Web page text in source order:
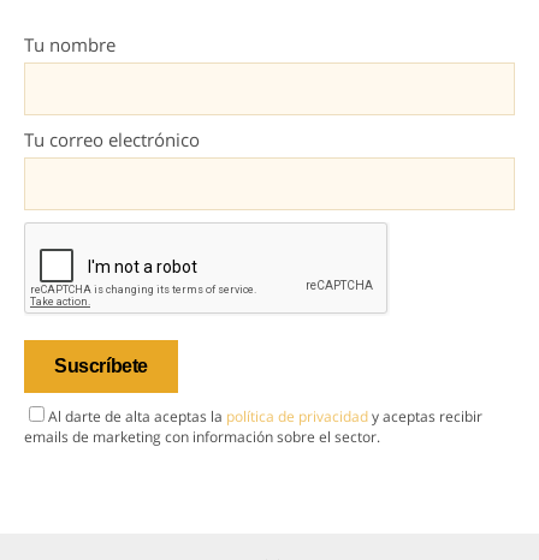
Tu nombre
Tu correo electrónico
Al darte de alta aceptas la política de privacidady aceptas recibir
emails de marketing con información sobre el sector.